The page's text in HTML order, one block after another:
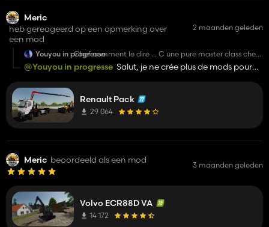
Meric
heb gereageerd op een opmerking over
een mod
2 maanden geleden
Youyou in progresseChef comment le dire ... C une pure master class chef
juste tu peux le reconvertir sur le 25 ou alors tu peux me
donner l'autorisation pour le reconvertir
@Youyou in progresse Salut, je ne crée plus de mods pour
souhaitez. :)
Renault Pack
29 064
Meric beoordeeld als een mod 3 maanden geleden
Volvo ECR88D VA
14 172